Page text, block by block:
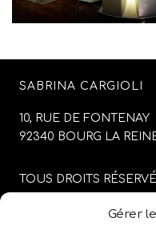
Gérer
SABRINA CARGIOLI
10, RUE DE FONTENAY
92340 BOURG LA
TOUS DROITS
CONCEPTION DU SITE :